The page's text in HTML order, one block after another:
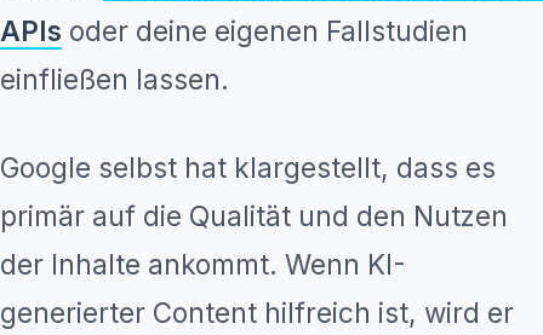
APIs oder deine eigenen Fallstudien
einfließen lassen.
Google selbst hat klargestellt, dass es
primär auf die Qualität und den Nutzen
der Inhalte ankommt. Wenn KI-
generierter Content hilfreich ist, wird er